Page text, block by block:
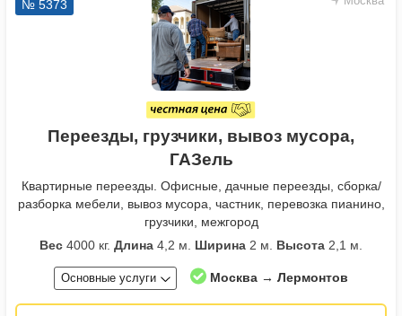
№ 5373
Переезды, грузчики, вывоз мусора,
ГАЗель
Квартирные переезды. Офисные, дачные переезды, сборка/
разборка мебели, вывоз мусора, частник, перевозка пианино,
грузчики, межгород
Вес 4000 кг. Длина 4,2 м. Ширина 2 м. Высота 2,1 м.
Основные услуги Москва → Лермонтов